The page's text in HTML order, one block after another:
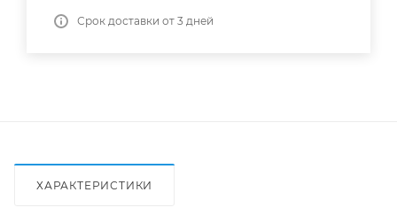
Срок доставки от 3 дней
ХАРАКТЕРИСТИКИ